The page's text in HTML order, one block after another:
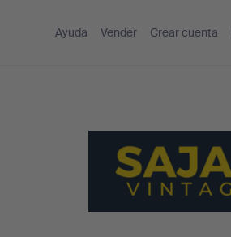
Ayuda Vender Crear cuenta